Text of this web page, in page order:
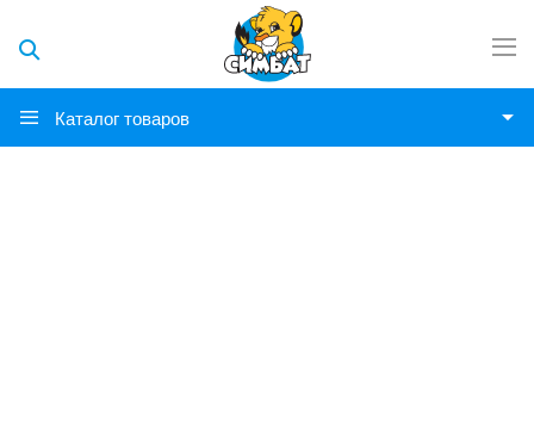
Каталог товаров